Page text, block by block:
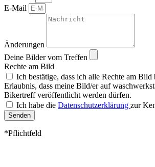
E-Mail
Änderungen
Deine Bilder vom Treffen
Rechte am Bild
Ich bestätige, dass ich alle Rechte am Bild
Erlaubnis, dass meine Bild/er auf
Bikertreff veröffentlicht werden dürfen.
Ich habe die Datenschutzerklärung zur
Senden
*Pflichtfeld